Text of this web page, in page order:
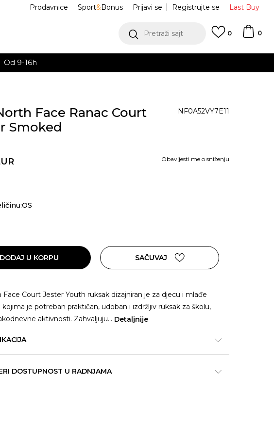
Last Buy
Prijavi se Registrujte se
Prodavnice Sport&Bonus
Pretraži sajt 0
0
Face Ranac Court
Smoked
NF0A52VY7E11
Obavijesti me o sniženju
DODAJ U KORPU SAČUVAJ
Face Court Jester Youth ruksak dizajniran je za djecu i mlađe
je potreban praktičan, udoban i izdržljiv ruksak za školu,
aktivnosti. Zahvaljuju... Detaljnije
DOSTUPNOST U RADNJAMA